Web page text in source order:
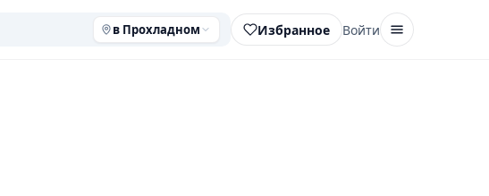
в Прохладном Избранное Войти